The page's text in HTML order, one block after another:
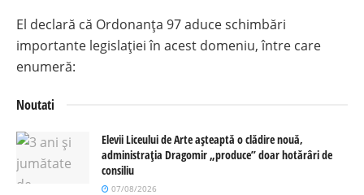
El declară că Ordonanța 97 aduce schimbări
importante legislației în acest domeniu, între care
enumeră:
Noutati
Elevii Liceului de Arte așteaptă o clădire nouă,
administrația Dragomir „produce” doar hotărâri de
consiliu
07/08/2026